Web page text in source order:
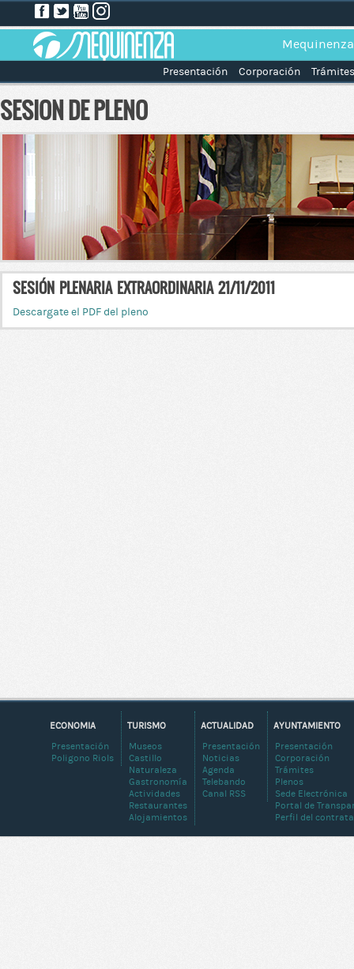
Mequinenza
Presentación Corporación Trámites
SESION DE PLENO
SESIÓN PLENARIA EXTRAORDINARIA 21/11/2011
Descargate el PDF del pleno
AYUNTAMIENTO
Presentación
Corporación
Trámites
Plenos
Sede Electrónica
Portal de
Perfil del
ACTUALIDAD
Presentación
Noticias
Agenda
Telebando
Canal RSS
TURISMO
Museos
Castillo
Naturaleza
Gastronomía
Actividades
Restaurantes
Alojamientos
ECONOMIA
Presentación
Poligono Riols